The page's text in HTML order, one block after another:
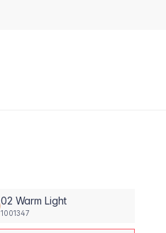
02 Warm Light
1001347